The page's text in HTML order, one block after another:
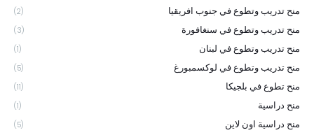
منح تدريب وتطوع في جنوب افريقيا (2)
منح تدريب وتطوع في سنغافورة (3)
منح تدريب وتطوع في لبنان (1)
منح تدريب وتطوع في لوكسمبورغ (5)
منح تطوع في بلجيكا (11)
منح دراسية (1)
منح دراسية اون لاين (5)